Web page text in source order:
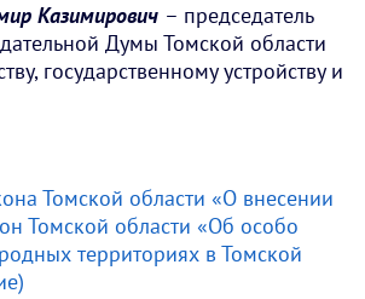
Казимирович – председатель
Думы Томской области
государственному устройству и
Томской области «О внесении
Томской области «Об особо
территориях в Томской